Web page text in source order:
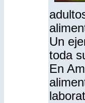
Un
toda
En